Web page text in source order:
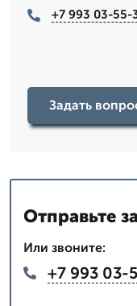
+7 993 03-55-
Задать
Отправьте
Или звоните:
+7 993 03-